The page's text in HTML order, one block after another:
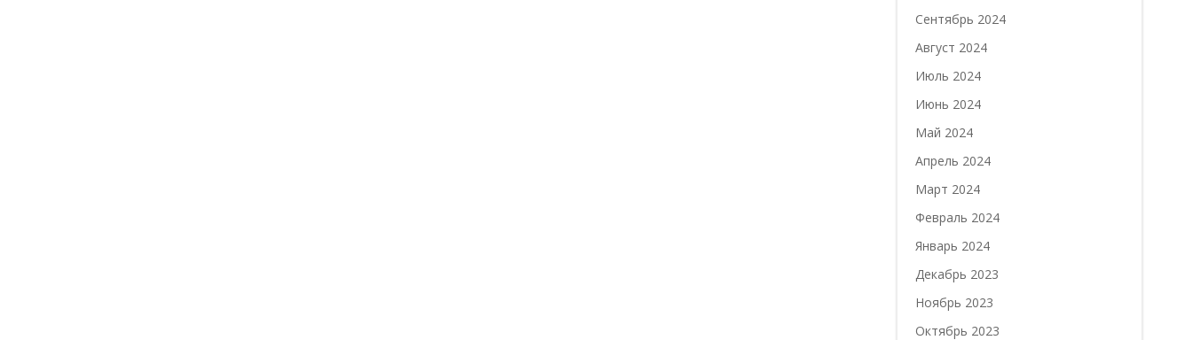
Сентябрь 2024
Август 2024
Июль 2024
Июнь 2024
Май 2024
Апрель 2024
Март 2024
Февраль 2024
Январь 2024
Декабрь 2023
Ноябрь 2023
Октябрь 2023